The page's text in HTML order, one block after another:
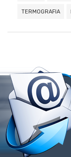
TERMOGRAFIA